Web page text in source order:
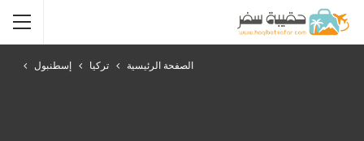
الصفحة الرئيسية تركيا إسطنبول